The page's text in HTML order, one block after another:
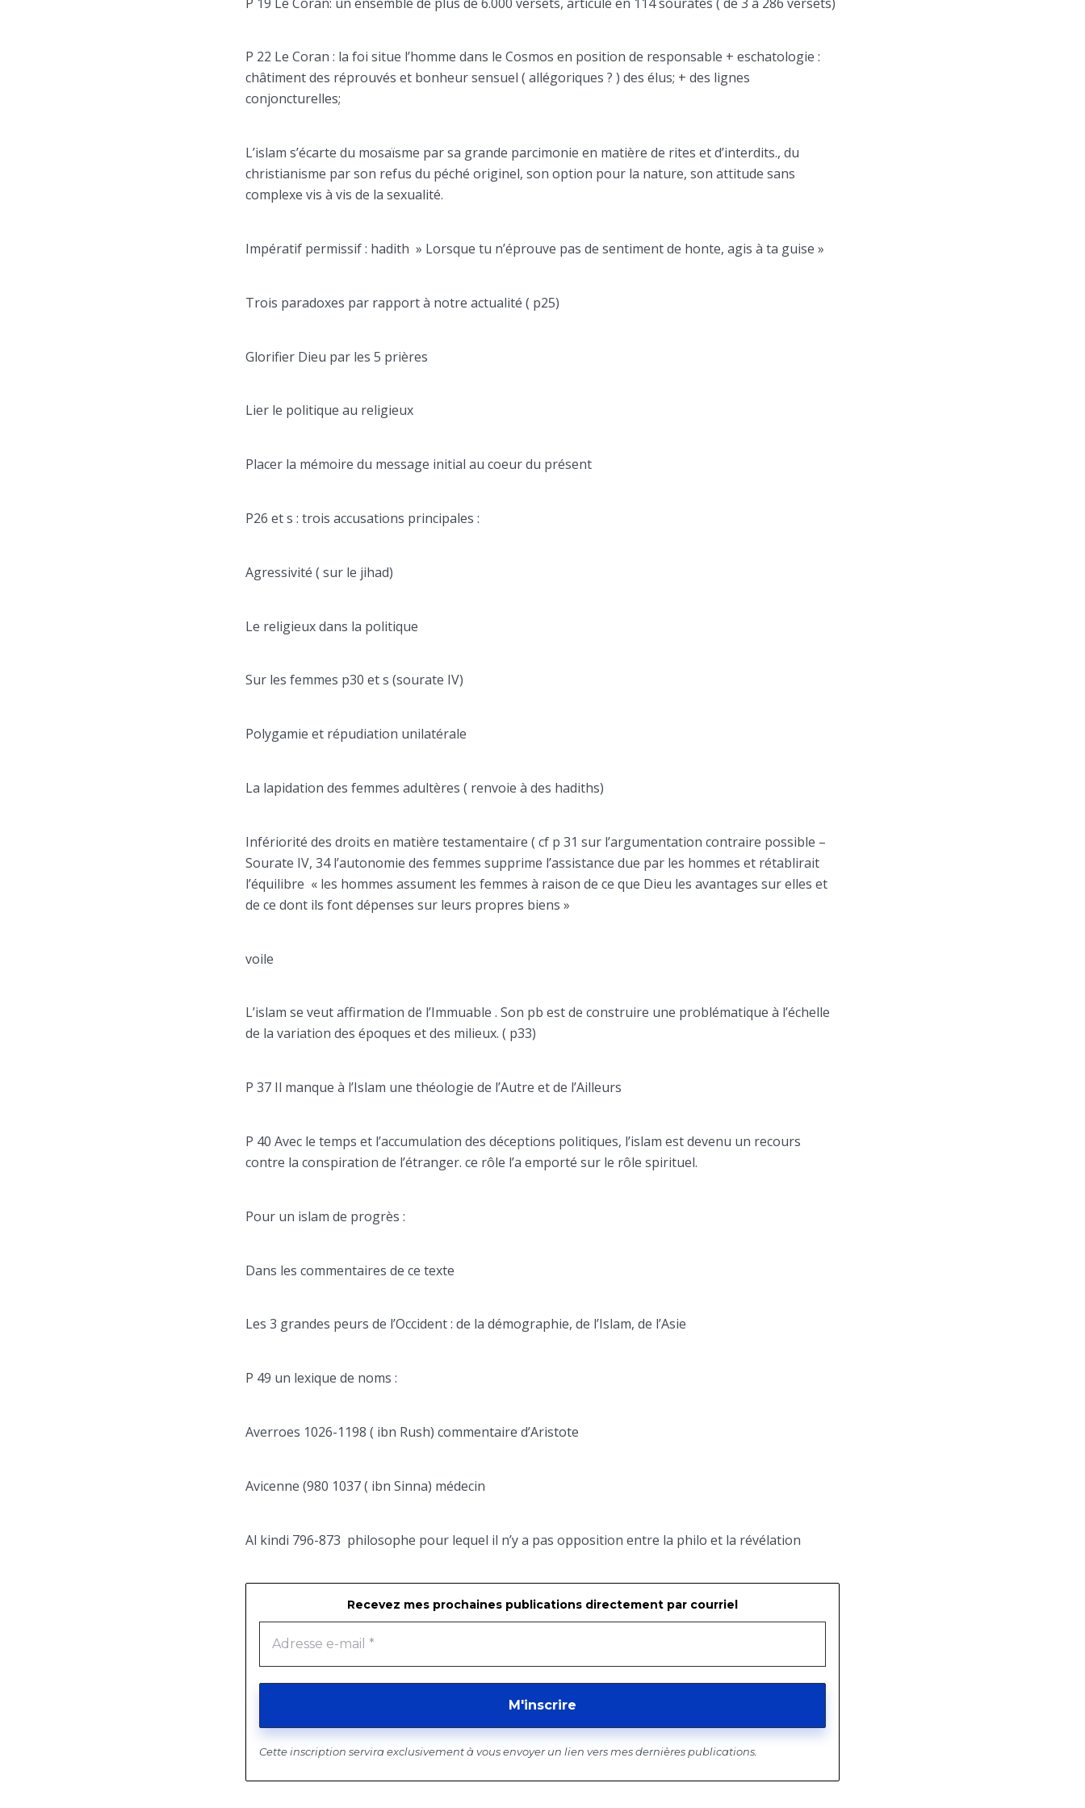
P 22 Le Coran : la foi situe l’homme dans le Cosmos en position de responsable + eschatologie :
châtiment des réprouvés et bonheur sensuel ( allégoriques ? ) des élus; + des lignes
conjoncturelles;
L’islam s’écarte du mosaïsme par sa grande parcimonie en matière de rites et d’interdits., du
christianisme par son refus du péché originel, son option pour la nature, son attitude sans
complexe vis à vis de la sexualité.
Impératif permissif : hadith » Lorsque tu n’éprouve pas de sentiment de honte, agis à ta guise »
Trois paradoxes par rapport à notre actualité ( p25)
Glorifier Dieu par les 5 prières
Lier le politique au religieux
Placer la mémoire du message initial au coeur du présent
P26 et s : trois accusations principales :
Agressivité ( sur le jihad)
Le religieux dans la politique
Sur les femmes p30 et s (sourate IV)
Polygamie et répudiation unilatérale
La lapidation des femmes adultères ( renvoie à des hadiths)
Infériorité des droits en matière testamentaire ( cf p 31 sur l’argumentation contraire possible –
Sourate IV, 34 l’autonomie des femmes supprime l’assistance due par les hommes et rétablirait
l’équilibre « les hommes assument les femmes à raison de ce que Dieu les avantages sur elles et
de ce dont ils font dépenses sur leurs propres biens »
voile
L’islam se veut affirmation de l’Immuable . Son pb est de construire une problématique à l’échelle
de la variation des époques et des milieux. ( p33)
P 37 Il manque à l’Islam une théologie de l’Autre et de l’Ailleurs
P 40 Avec le temps et l’accumulation des déceptions politiques, l’islam est devenu un recours
contre la conspiration de l’étranger. ce rôle l’a emporté sur le rôle spirituel.
Pour un islam de progrès :
Dans les commentaires de ce texte
Les 3 grandes peurs de l’Occident : de la démographie, de l’Islam, de l’Asie
P 49 un lexique de noms :
Averroes 1026-1198 ( ibn Rush) commentaire d’Aristote
Avicenne (980 1037 ( ibn Sinna) médecin
Al kindi 796-873 philosophe pour lequel il n’y a pas opposition entre la philo et la révélation
Recevez mes prochaines publications directement par courriel
Cette inscription servira exclusivement à vous envoyer un lien vers mes dernières publications.